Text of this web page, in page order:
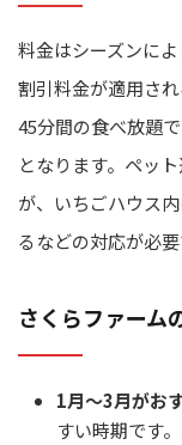
料金はシーズンに
割引料金が適用さ
45分間の食べ放題
となります。ペッ
が、いちごハウス
るなどの対応が必要
さくらファーム
1月～3月がお
すい時期です